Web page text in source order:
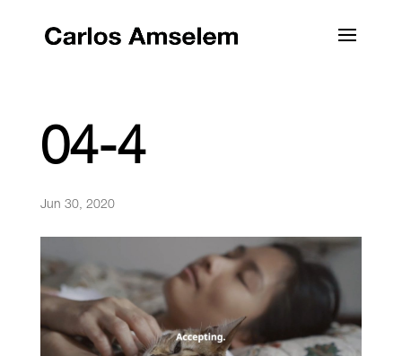
04-4
Jun 30, 2020